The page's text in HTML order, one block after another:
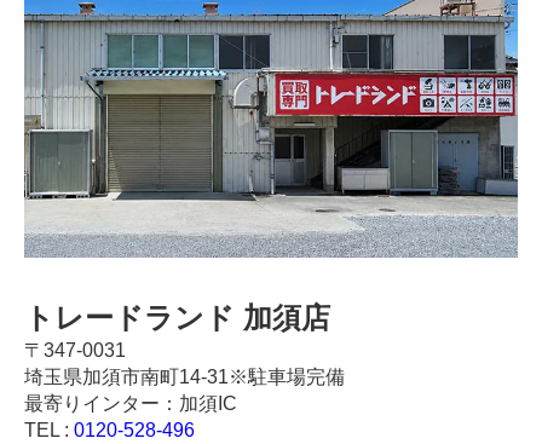
トレードランド 加須店
〒347-0031
埼玉県加須市南町14-31※駐車場完備
最寄りインター：加須IC
TEL : 0120-528-496